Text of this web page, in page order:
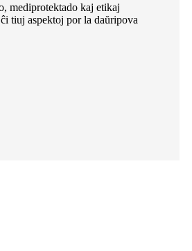
mediprotektado kaj etikaj
tiuj aspektoj por la daŭripova